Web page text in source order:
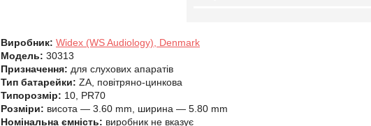
Виробник: Widex (WS Audiology), Denmark
Модель: 30313
Призначення: для слухових апаратів
Тип батарейки: ZA, повітряно-цинкова
Типорозмір: 10, PR70
Розміри: висота — 3.60 mm, ширина — 5.80 mm
Номінальна ємність: виробник не вказує